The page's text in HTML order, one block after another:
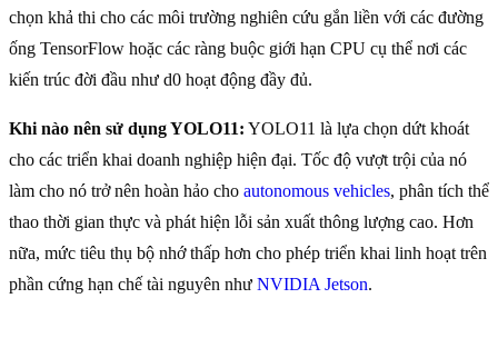
chọn khả thi cho các môi trường nghiên cứu gắn liền với các đường
ống TensorFlow hoặc các ràng buộc giới hạn CPU cụ thể nơi các
kiến trúc đời đầu như d0 hoạt động đầy đủ.
Khi nào nên sử dụng YOLO11: YOLO11 là lựa chọn dứt khoát
cho các triển khai doanh nghiệp hiện đại. Tốc độ vượt trội của nó
làm cho nó trở nên hoàn hảo cho autonomous vehicles, phân tích thể
thao thời gian thực và phát hiện lỗi sản xuất thông lượng cao. Hơn
nữa, mức tiêu thụ bộ nhớ thấp hơn cho phép triển khai linh hoạt trên
phần cứng hạn chế tài nguyên như NVIDIA Jetson.